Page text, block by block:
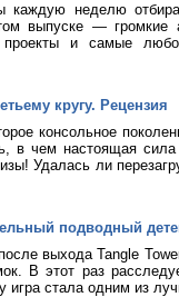
неделю
выпуске — громкие
и самые
кругу. Рецензия
консольное
чем настоящая сила
Удалась ли
подводный
выхода Tangle
В этот раз
стала одним из